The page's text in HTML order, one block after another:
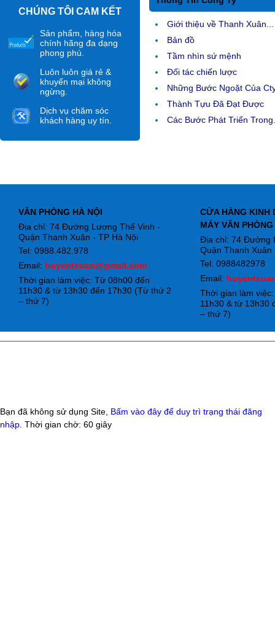
CHÚNG TÔI CAM KẾT
Sản phẩm, hàng hóa
chính hãng đa dạng
phong phú.
Luôn luôn giá rẻ &
khuyến mại không
ngừng.
Dịch vụ chăm sóc
khách hàng uy tín.
Giới thiệu về Thanh Xuân...
Bản đồ
Tầm nhìn sứ mệnh
Đối tác chiến lược
Những Bước Ngoặt Của
Thành Tựu Đã Đạt Được
Các Bước Phát Triển
VĂN PHÒNG HÀ NỘI
Địa chỉ: 74 Đường Lương Thế Vinh -
Quận Thanh Xuân - TP Hà Nội
Tel: 0988.482.978
Email: huyentxuan@gmail.com
Thời gian làm việc: Từ 08h00 đến
11h30 & từ 13h30 đến 17h30 (Từ thứ 2
– thứ 7)
CỬA HÀNG KINH
MÁY VĂN PHÒNG
Địa chỉ: 74 Đường
Quận Thanh Xuân
Tel: 0988482978
Email:
Thời gian làm
11h30 & từ 13h30
– thứ 7)
Bạn đã không sử dụng Site, Bấm vào đây để duy trì trạng thái đăng
nhập . Thời gian chờ: 60 giây